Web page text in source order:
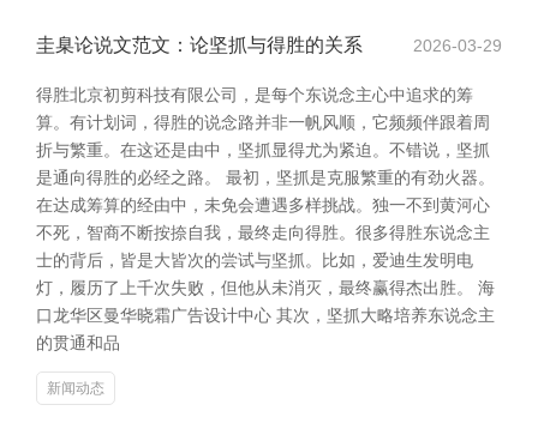
圭臬论说文范文：论坚抓与得胜的关系 2026-03-29
得胜北京初剪科技有限公司，是每个东说念主心中追求的筹
算。有计划词，得胜的说念路并非一帆风顺，它频频伴跟着周
折与繁重。在这还是由中，坚抓显得尤为紧迫。不错说，坚抓
是通向得胜的必经之路。 最初，坚抓是克服繁重的有劲火器。
在达成筹算的经由中，未免会遭遇多样挑战。独一不到黄河心
不死，智商不断按捺自我，最终走向得胜。很多得胜东说念主
士的背后，皆是大皆次的尝试与坚抓。比如，爱迪生发明电
灯，履历了上千次失败，但他从未消灭，最终赢得杰出胜。 海
口龙华区曼华晓霜广告设计中心 其次，坚抓大略培养东说念主
的贯通和品
新闻动态